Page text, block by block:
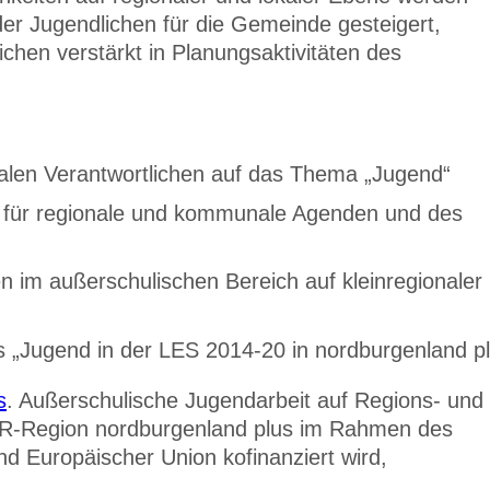
Jugendlichen für die Gemeinde gesteigert,
verstärkt in Planungsaktivitäten des
Verantwortlichen auf das Thema „Jugend“
regionale und kommunale Agenden und des
im außerschulischen Bereich auf kleinregionaler
in der LES 2014-20 in nordburgenland
. Außerschulische Jugendarbeit auf Regions- und
Region nordburgenland plus im Rahmen des
Europäischer Union kofinanziert wird,